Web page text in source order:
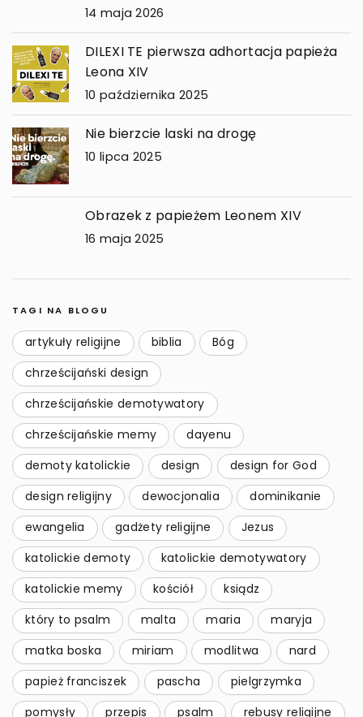
14 maja 2026
DILEXI TE pierwsza adhortacja papieża
Leona XIV
10 października 2025
Nie bierzcie laski na drogę
10 lipca 2025
Obrazek z papieżem Leonem XIV
16 maja 2025
TAGI NA BLOGU
artykuły religijne biblia
Bóg
chrześcijański design
chrześcijańskie demotywatory
chrześcijańskie memy
dayenu
demoty katolickie
design
design for God
design religijny
dewocjonalia
dominikanie
ewangelia
gadżety religijne
Jezus
katolickie demoty
katolickie demotywatory
katolickie memy
kościół
ksiądz
który to psalm
malta maria
maryja
matka boska
miriam modlitwa
nard
papież franciszek
pascha
pielgrzymka
pomysły
przepis psalm rebusy religijne